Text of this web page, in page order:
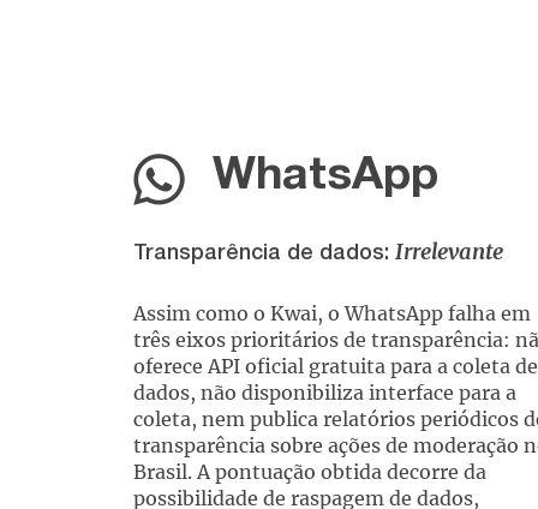
Assim como o Kwai, o WhatsApp falha em
três eixos prioritários de transparência:
oferece API oficial gratuita para a coleta de
dados, não disponibiliza interface para a
coleta, nem publica relatórios periódicos
transparência sobre ações de moderação
Brasil. A pontuação obtida decorre da
possibilidade de raspagem de dados,
Transparência de dados: Irrelevante
WhatsApp